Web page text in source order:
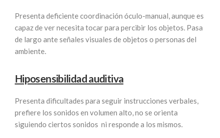
Presenta deficiente coordinación óculo-manual, aunque es
capaz de ver necesita tocar para percibir los objetos. Pasa
de largo ante señales visuales de objetos o personas del
ambiente.
Hiposensibilidad auditiva
Presenta dificultades para seguir instrucciones verbales,
prefiere los sonidos en volumen alto, no se orienta
siguiendo ciertos sonidos ni responde a los mismos.